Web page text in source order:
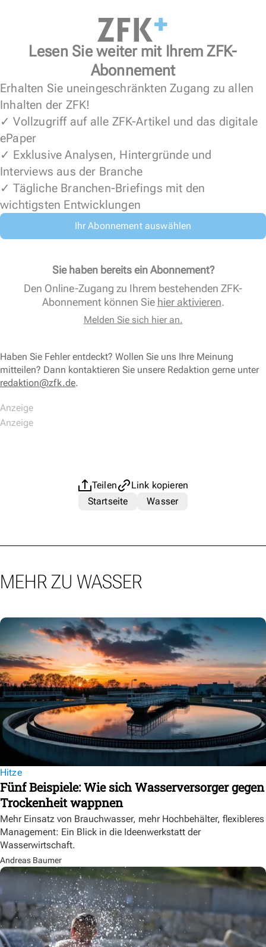
Lesen Sie weiter mit Ihrem ZFK-
Abonnement
Erhalten Sie uneingeschränkten Zugang zu allen
Inhalten der ZFK!
✓ Vollzugriff auf alle ZFK-Artikel und das digitale
ePaper
✓ Exklusive Analysen, Hintergründe und
Interviews aus der Branche
✓ Tägliche Branchen-Briefings mit den
wichtigsten Entwicklungen
Ihr Abonnement auswählen
Sie haben bereits ein Abonnement?
Den Online-Zugang zu Ihrem bestehenden ZFK-
Abonnement können Sie hier aktivieren.
Melden Sie sich hier an.
Haben Sie Fehler entdeckt? Wollen Sie uns Ihre Meinung
mitteilen? Dann kontaktieren Sie unsere Redaktion gerne unter
redaktion@zfk.de.
Teilen
Link kopieren
Startseite
Wasser
MEHR ZU WASSER
Hitze
Fünf Beispiele: Wie sich Wasserversorger gegen
Trockenheit wappnen
Mehr Einsatz von Brauchwasser, mehr Hochbehälter, flexibleres
Management: Ein Blick in die Ideenwerkstatt der
Wasserwirtschaft.
Andreas Baumer